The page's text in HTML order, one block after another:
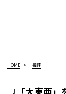
HOME 書評
『「大東亜